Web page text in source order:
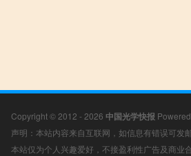
Copyright © 2012 - 2026 中国光学快报
声明：本站内容来自互联网，如信息有错误可
本站仅为个人兴趣爱好，不接盈利性广告及商业